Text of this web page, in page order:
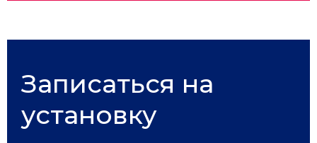
Записаться на
установку